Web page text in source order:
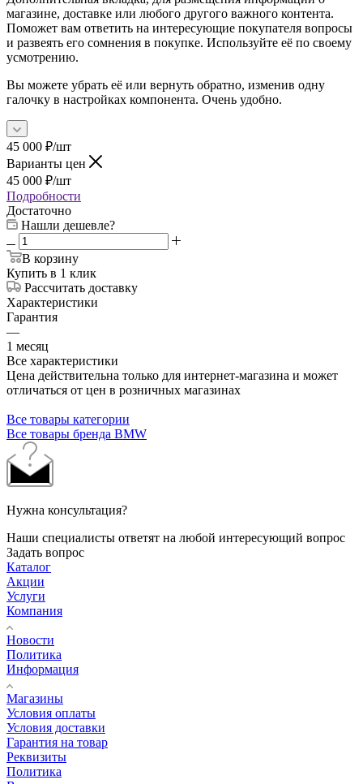
магазине, доставке или любого другого важного контента.
Поможет вам ответить на интересующие покупателя вопросы
и развеять его сомнения в покупке. Используйте её по своему
усмотрению.
Вы можете убрать её или вернуть обратно, изменив одну
галочку в настройках компонента. Очень удобно.
45 000 ₽/шт
Варианты цен
45 000 ₽/шт
Подробности
Достаточно
Нашли дешевле?
В корзину
Купить в 1 клик
Рассчитать доставку
Характеристики
Гарантия
—
1 месяц
Все характеристики
Цена действительна только для интернет-магазина и может
отличаться от цен в розничных магазинах
Все товары категории
Все товары бренда BMW
Нужна консультация?
Наши специалисты ответят на любой интересующий вопрос
Задать вопрос
Каталог
Акции
Услуги
Компания
Новости
Политика
Информация
Магазины
Условия оплаты
Условия доставки
Гарантия на товар
Реквизиты
Политика